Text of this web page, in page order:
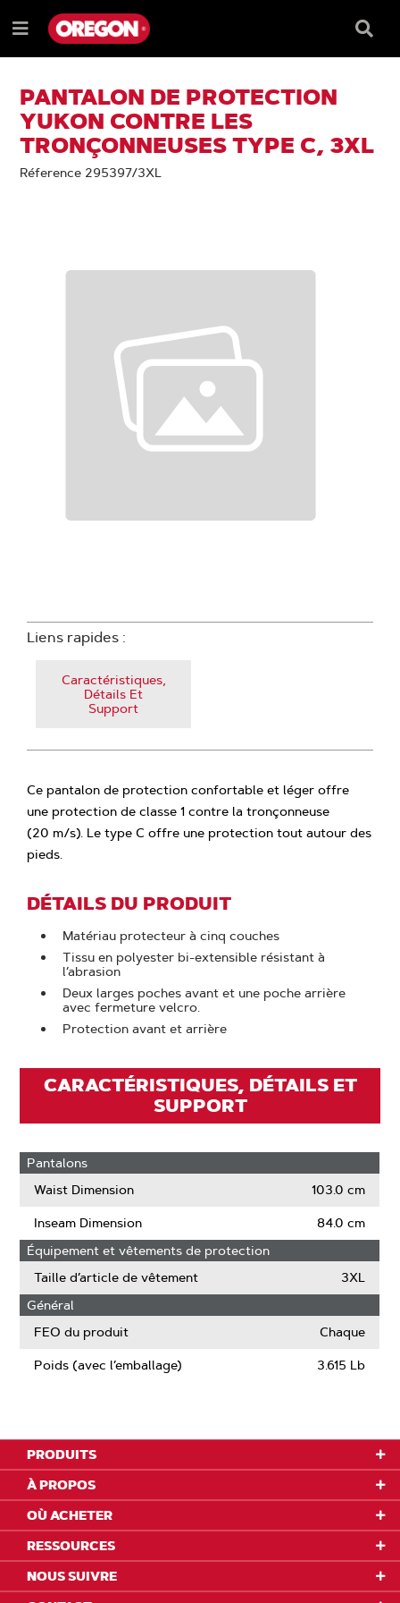
PASSER
AU
CONTENU
PASSER
AU
DE
Menu
Barre
de
PANTALON DE PROTECTION
YUKON CONTRE LES
TRONÇONNEUSES TYPE C, 3XL
Réference 295397/3XL
Liens rapides :
Caractéristiques,
Détails Et
Support
Ce pantalon de protection confortable et léger offre
une protection de classe 1 contre la tronçonneuse
(20 m/s). Le type C offre une protection tout autour des
pieds.
DÉTAILS DU PRODUIT
Matériau protecteur à cinq couches
Tissu en polyester bi-extensible résistant à
l’abrasion
Deux larges poches avant et une poche arrière
avec fermeture velcro.
Protection avant et arrière
CARACTÉRISTIQUES, DÉTAILS ET
SUPPORT
Pantalons
Waist Dimension
103.0 cm
Inseam Dimension
84.0 cm
Équipement et vêtements de protection
Taille d’article de vêtement
3XL
Général
FEO du produit
Chaque
Poids (avec l’emballage) 3.615 Lb
PRODUITS
À PROPOS
OÙ ACHETER
RESSOURCES
NOUS SUIVRE